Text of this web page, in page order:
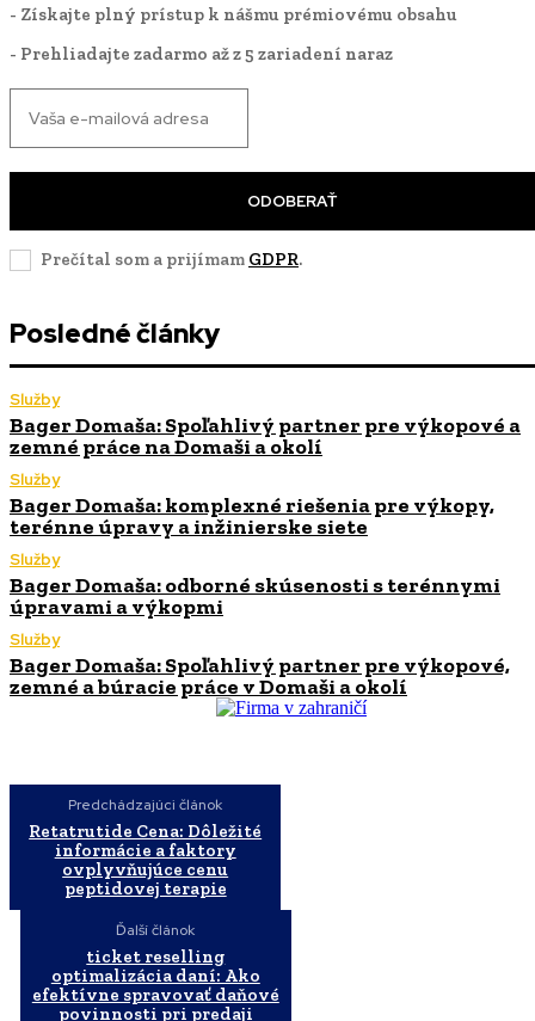
- Získajte plný prístup k nášmu prémiovému obsahu
- Prehliadajte zadarmo až z 5 zariadení naraz
ODOBERAŤ
Prečítal som a prijímam GDPR.
Posledné články
Služby
Bager Domaša: Spoľahlivý partner pre výkopové a
zemné práce na Domaši a okolí
Služby
Bager Domaša: komplexné riešenia pre výkopy,
terénne úpravy a inžinierske siete
Služby
Bager Domaša: odborné skúsenosti s terénnymi
úpravami a výkopmi
Služby
Bager Domaša: Spoľahlivý partner pre výkopové,
zemné a búracie práce v Domaši a okolí
Predchádzajúci článok
Retatrutide Cena: Dôležité
informácie a faktory
ovplyvňujúce cenu
peptidovej terapie
Ďalší článok
ticket reselling
optimalizácia daní: Ako
efektívne spravovať daňové
povinnosti pri predaji